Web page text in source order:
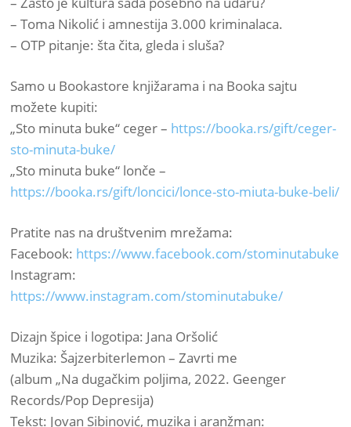
– Toma Nikolić i amnestija 3.000 kriminalaca.
– OTP pitanje: šta čita, gleda i sluša?
Samo u Bookastore knjižarama i na Booka sajtu
možete kupiti:
„Sto minuta buke“ ceger – https://booka.rs/gift/ceger-
sto-minuta-buke/
„Sto minuta buke“ lonče –
https://booka.rs/gift/loncici/lonce-sto-miuta-buke-beli/
Pratite nas na društvenim mrežama:
Facebook: https://www.facebook.com/stominutabuke
Instagram:
https://www.instagram.com/stominutabuke/
Dizajn špice i logotipa: Jana Oršolić
Muzika: Šajzerbiterlemon – Zavrti me
(album „Na dugačkim poljima, 2022. Geenger
Records/Pop Depresija)
Tekst: Jovan Sibinović, muzika i aranžman: